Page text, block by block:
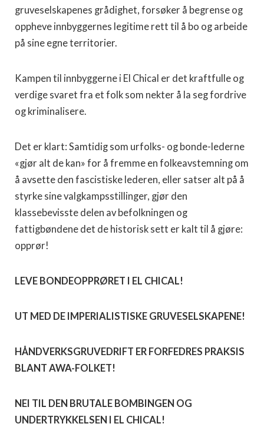
gruveselskapenes grådighet, forsøker å begrense og
oppheve innbyggernes legitime rett til å bo og arbeide
på sine egne territorier.
Kampen til innbyggerne i El Chical er det kraftfulle og
verdige svaret fra et folk som nekter å la seg fordrive
og kriminalisere.
Det er klart: Samtidig som urfolks- og bonde-lederne
«gjør alt de kan» for å fremme en folkeavstemning om
å avsette den fascistiske lederen, eller satser alt på å
styrke sine valgkampsstillinger, gjør den
klassebevisste delen av befolkningen og
fattigbøndene det de historisk sett er kalt til å gjøre:
opprør!
LEVE BONDEOPPRØRET I EL CHICAL!
UT MED DE IMPERIALISTISKE GRUVESELSKAPENE!
HÅNDVERKSGRUVEDRIFT ER FORFEDRES PRAKSIS
BLANT AWA-FOLKET!
NEI TIL DEN BRUTALE BOMBINGEN OG
UNDERTRYKKELSEN I EL CHICAL!